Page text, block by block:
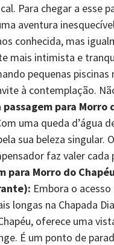
Para chegar a esse
aventura
conhecida, mas
mais intimista e
pequenas
à contemplação.
passagem para Morro
uma queda d’água
sua beleza singular.
faz valer cada
para Morro do Chapéu
Embora o
longas na Chapada
oferece uma
É um ponto de